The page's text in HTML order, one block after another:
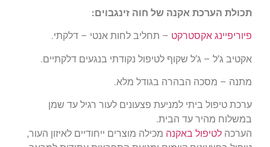
תכולת הערכת אקנה של חוה זינגבוים:
פיוריפיינג אקסטרקט – תחליב לחות אנטי – דלקתי.
אקטיב ג’ל – ג’ל שקוף לטיפול נקודתי בנגעים דלקתיים.
מתנה – מסכה הבהרה בגודל מלא.
ערכת טיפול ביתי למניעת פצעונים לעור רגיל עד שמן
במשלוח מהיר עד הבית.
הערכה לטיפול באקנה מכילה מוצרים ייחודיים לאיזון העור,